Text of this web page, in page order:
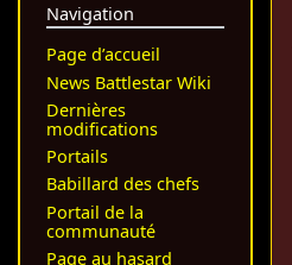
Navigation
Page d’accueil
News Battlestar Wiki
Dernières
modifications
Portails
Babillard des chefs
Portail de la
communauté
Page au hasard